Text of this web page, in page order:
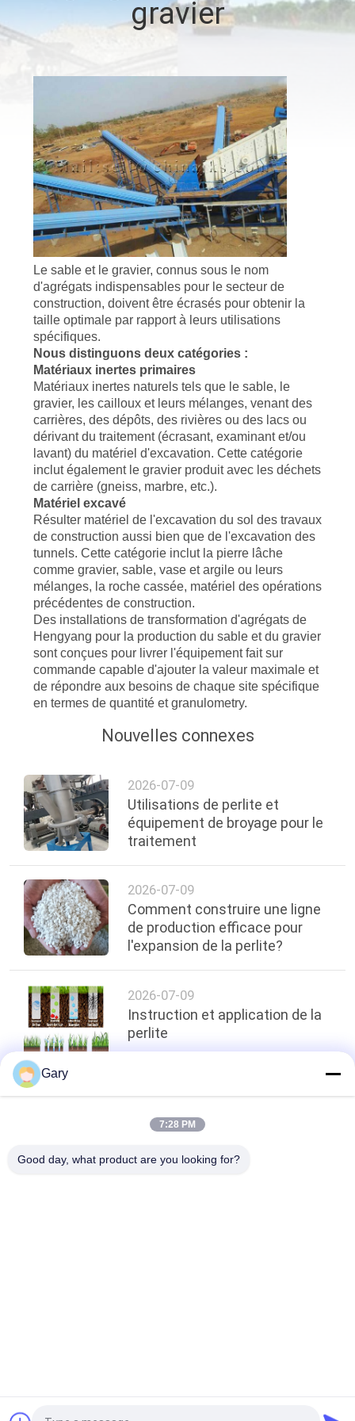
CONTRÔLE
CONTACTEZ-
NOUS
NOUVELLES
CAS
PLAN
SITE
POLITIQUE
CONFIDENTIALITÉ
gravier
Le sable et le gravier, connus sous le nom
d'agrégats indispensables pour le secteur de
construction, doivent être écrasés pour obtenir la
taille optimale par rapport à leurs utilisations
spécifiques.
Nous distinguons deux catégories :
Matériaux inertes primaires
Matériaux inertes naturels tels que le sable, le
gravier, les cailloux et leurs mélanges, venant des
carrières, des dépôts, des rivières ou des lacs ou
dérivant du traitement (écrasant, examinant et/ou
lavant) du matériel d'excavation. Cette catégorie
inclut également le gravier produit avec les déchets
de carrière (gneiss, marbre, etc.).
Matériel excavé
Résulter matériel de l'excavation du sol des travaux
de construction aussi bien que de l'excavation des
tunnels. Cette catégorie inclut la pierre lâche
comme gravier, sable, vase et argile ou leurs
mélanges, la roche cassée, matériel des opérations
précédentes de construction.
Des installations de transformation d'agrégats de
Hengyang pour la production du sable et du gravier
sont conçues pour livrer l'équipement fait sur
commande capable d'ajouter la valeur maximale et
de répondre aux besoins de chaque site spécifique
en termes de quantité et granulometry.
Nouvelles connexes
2026-07-09
Utilisations de perlite et
équipement de broyage pour le
traitement
2026-07-09
Comment construire une ligne
de production efficace pour
l'expansion de la perlite?
2026-07-09
Instruction et application de la
perlite
top
Gary
7:28 PM
Good day, what product are you looking for?